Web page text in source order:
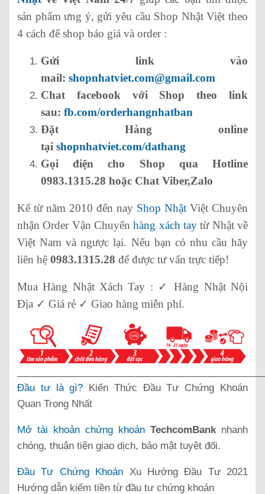
sản phẩm ưng ý, gửi yêu cầu Shop Nhật Việt theo
4 cách để shop báo giá và order :
Gửi link vào
mail: shopnhatviet.com@gmail.com
Chat facebook với Shop theo link
sau: fb.com/orderhangnhatban
Đặt Hàng online
tại shopnhatviet.com/dathang
Gọi điện cho Shop qua Hotline
0983.1315.28 hoặc Chat Viber,Zalo
Kể từ năm 2010 đến nay Shop Nhật Việt Chuyên
nhận Order Vận Chuyểnhàng xách tay từ Nhật về
Việt Nam và ngược lại. Nếu bạn có nhu cầu hãy
liên hệ 0983.1315.28 để được tư vấn trực tiếp!
Mua Hàng Nhật Xách Tay : ✓ Hàng Nhật Nội
Địa ✓ Giá rẻ ✓ Giao hàng miễn phí.
Đầu tư là gì? Kiến Thức Đầu Tư Chứng Khoán
Quan Trọng Nhất
Mở tài khoản chứng khoán TechcomBank nhanh
chóng, thuận tiện giao dịch, bảo mật tuyệt đối.
Đầu Tư Chứng Khoán Xu Hướng Đầu Tư 2021
Hướng dẫn kiếm tiền từ đầu tư chứng khoán